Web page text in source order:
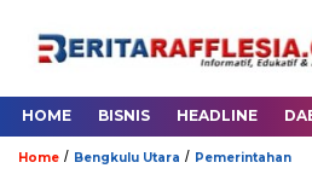
HOME BISNIS HEADLINE
Home / Bengkulu Utara / Pemerintahan